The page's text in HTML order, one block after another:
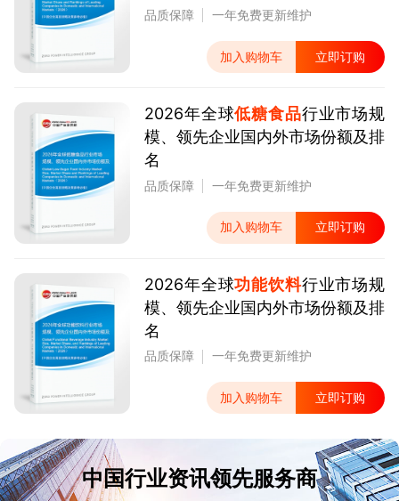
品质保障 一年免费更新维护
加入购物车 立即订购
2026年全球低糖食品行业市场规
模、领先企业国内外市场份额及排
名
品质保障 一年免费更新维护
加入购物车 立即订购
2026年全球功能饮料行业市场规
模、领先企业国内外市场份额及排
名
品质保障 一年免费更新维护
加入购物车 立即订购
中国行业资讯领先服务商